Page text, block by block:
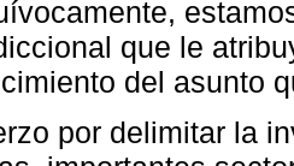
que le
del asunto
por delimitar la